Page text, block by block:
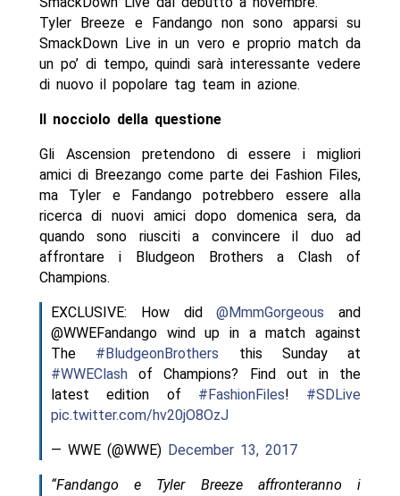
Tyler Breeze e Fandango non sono apparsi su
SmackDown Live in un vero e proprio match da
un po’ di tempo, quindi sarà interessante vedere
di nuovo il popolare tag team in azione.
Il nocciolo della questione
Gli Ascension pretendono di essere i migliori
amici di Breezango come parte dei Fashion Files,
ma Tyler e Fandango potrebbero essere alla
ricerca di nuovi amici dopo domenica sera, da
quando sono riusciti a convincere il duo ad
affrontare i Bludgeon Brothers a Clash of
Champions.
EXCLUSIVE: How did@MmmGorgeous and
@WWEFandango wind up in a match against
The #BludgeonBrothers this Sunday at
#WWEClashof Champions? Find out in the
latest edition of #FashionFiles! #SDLive
pic.twitter.com/hv20jO8OzJ
— WWE (@WWE) December 13, 2017
“Fandango e Tyler Breeze affronteranno i